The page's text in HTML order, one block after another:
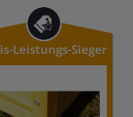
Leistungs-Sieger